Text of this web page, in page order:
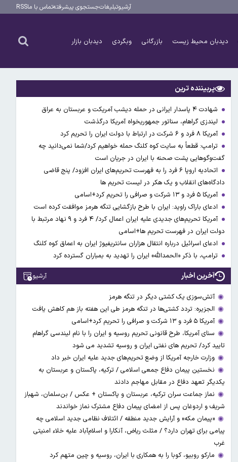
آرشیوتبلیغاتجستجوی پیشرفتهتماس با ماRSS
دیدبان محیط زیست بازرگانی وبگردی دیدبان بازار
پربیننده ترین
شهادت ۴ پاسدار ایرانی در حمله دیشب آمریکت و عربستان به عراق
لیندزی گراهام، سناتور جمهوریخواه آمریکا درگذشت
آمریکا ۸ فرد و ۶ شرکت در ارتباط با دولت ایران را تحریم کرد
ترامپ: قطعاً به سایت کوه کلنگ حمله خواهیم کرد/شما نمی‌دانید چه
گفت‌وگوهایی پشت صحنه با ایران در جریان است
اتحادیه اروپا ۶ فرد را به فهرست تحریم‌های ایران افزود/ پنج قاضی
دادگاه‌های انقلاب و یک هکر در لیست تحریم ها
آمریکا ۵ فرد و ۱۳ شرکت و صرافی را تحریم کرد+اسامی
ادعای باراک راوید: ایران با طرح بازگشایی تنگه هرمز موافقت کرده است
آمریکا تحریم‌های جدیدی علیه ایران اعمال کرد/ ۴ فرد و ۹ نهاد مرتبط با
دولت ایران در فهرست تحریم ها+اسامی
ادعای اسرائیل درباره انتقال هزاران سانتریفیوژ ایران به اعماق کوه کلنگ
ترامپ، با ذکر «الحمدالله» ایران را تهدید به بمباران گسترده کرد
آخرین اخبار آرشیو
آتش‌سوزی یک کشتی دیگر در تنگه هرمز
الجزیره: تردد کشتی‌ها در تنگه هرمز طی این هفته باز هم کاهش یافت
آمریکا ۵ فرد و ۱۳ شرکت و صرافی را تحریم کرد+اسامی
سنای آمریکا، طرح قانونی تحریم روسیه و ایران را با نام لیندسی گراهام
تایید کرد/ تحریم های نفتی ایران و روسیه تشدید می شود
وزارت خارجه آمریکا از وضع تحریم‌های جدید علیه ایران خبر داد
نخستین پیمان دفاع جمعی اسلامی / ترکیه، پاکستان و عربستان به
یکدیگر تعهد دفاع در مقابل مهاجم دادند
نماز جماعت سران ترکیه، عربستان و پاکستان + عکس / بن‌سلمان، شهباز
شریف و اردوغان پس از امضای پیمان دفاع مشترک نماز خواندند
«پیمان مکه» و آرایش جدید منطقه / ائتلاف نظامی جدید اسلامی چه
پیامی برای تهران دارد؟ / مثلث ریاض، آنکارا و اسلام‌آباد علیه خلاء امنیتی
غرب
مارکو روبیو، کوبا را به همکاری با ایران، روسیه و چین متهم کرد